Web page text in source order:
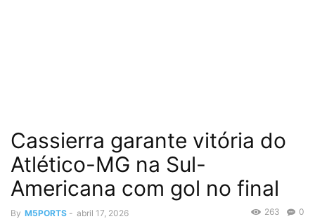
Cassierra garante vitória do
Atlético-MG na Sul-
Americana com gol no final
By M5PORTS - abril 17, 2026 0
263